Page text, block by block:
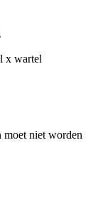
moet niet worden